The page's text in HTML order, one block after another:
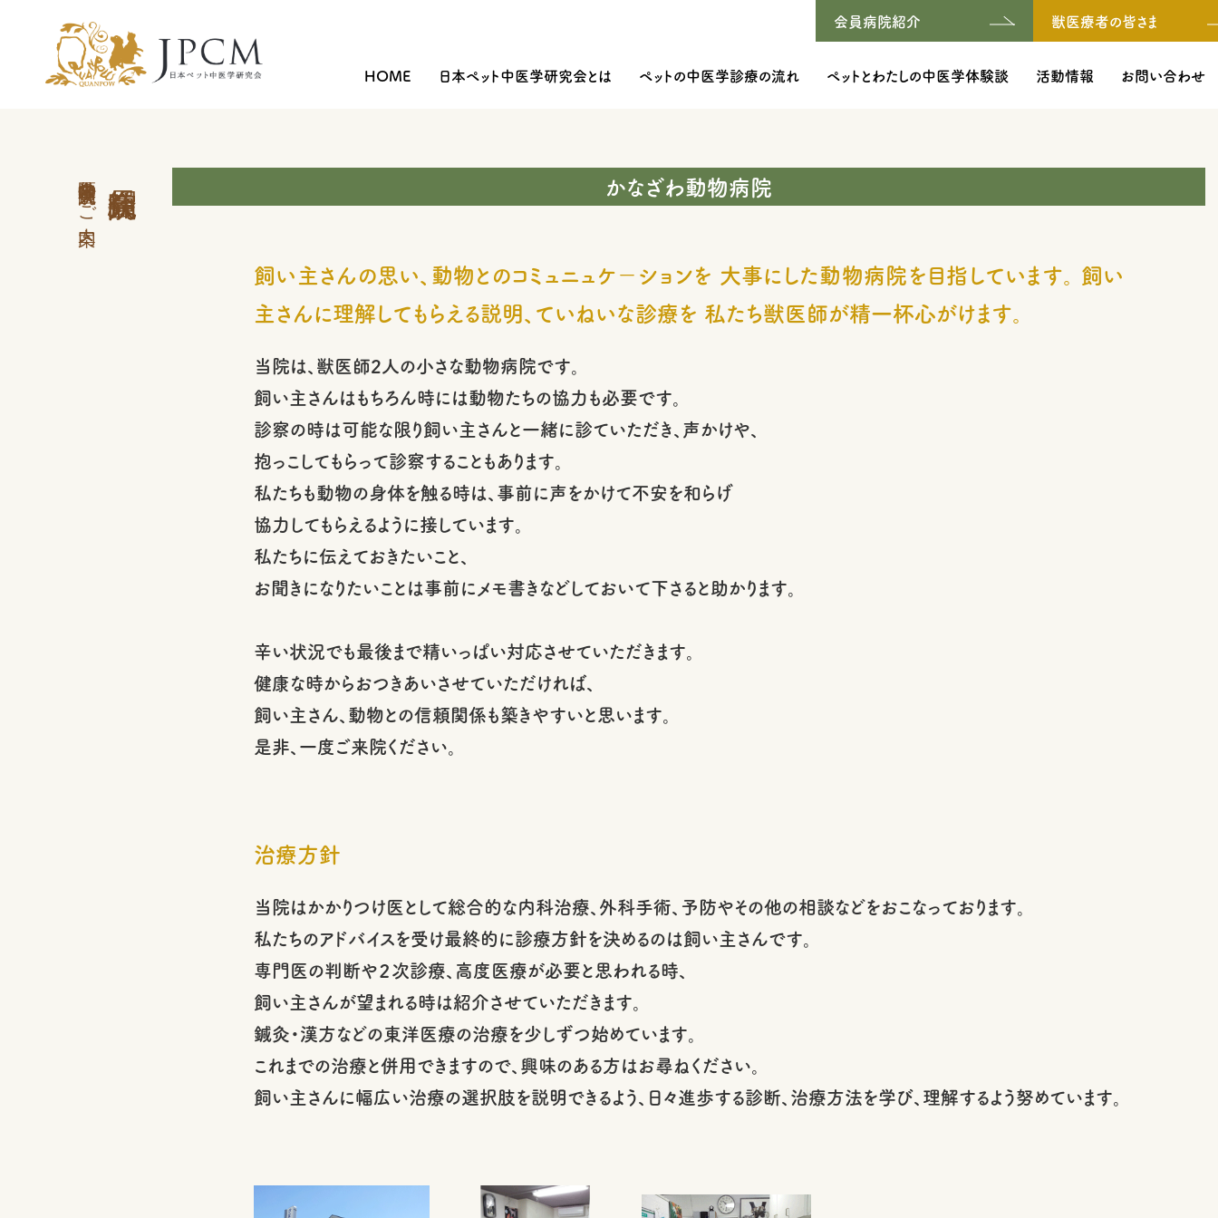
HOME 日本ペット中医学研究会とは ペットの中医学診療の流れ ペットとわたしの中医学体験談 活動情報 お問い合わせ
会員病院紹介 獣医療者の皆さま
中医学外来 会員病院のご案内 かなざわ動物病院
飼い主さんの思い、動物とのコミュニュケ－ションを 大事にした動物病院を目指しています。 飼い
主さんに理解してもらえる説明、ていねいな診療を 私たち獣医師が精一杯心がけます。
当院は、獣医師2人の小さな動物病院です。
飼い主さんはもちろん時には動物たちの協力も必要です。
診察の時は可能な限り飼い主さんと一緒に診ていただき、声かけや、
抱っこしてもらって診察することもあります。
私たちも動物の身体を触る時は、事前に声をかけて不安を和らげ
協力してもらえるように接しています。
私たちに伝えておきたいこと、
お聞きになりたいことは事前にメモ書きなどしておいて下さると助かります。
辛い状況でも最後まで精いっぱい対応させていただきます。
健康な時からおつきあいさせていただければ、
飼い主さん、動物との信頼関係も築きやすいと思います。
是非、一度ご来院ください。
治療方針
当院はかかりつけ医として総合的な内科治療、外科手術、予防やその他の相談などをおこなっております。
私たちのアドバイスを受け最終的に診療方針を決めるのは飼い主さんです。
専門医の判断や２次診療、高度医療が必要と思われる時、
飼い主さんが望まれる時は紹介させていただきます。
鍼灸・漢方などの東洋医療の治療を少しずつ始めています。
これまでの治療と併用できますので、興味のある方はお尋ねください。
飼い主さんに幅広い治療の選択肢を説明できるよう、日々進歩する診断、治療方法を学び、理解するよう努めています。